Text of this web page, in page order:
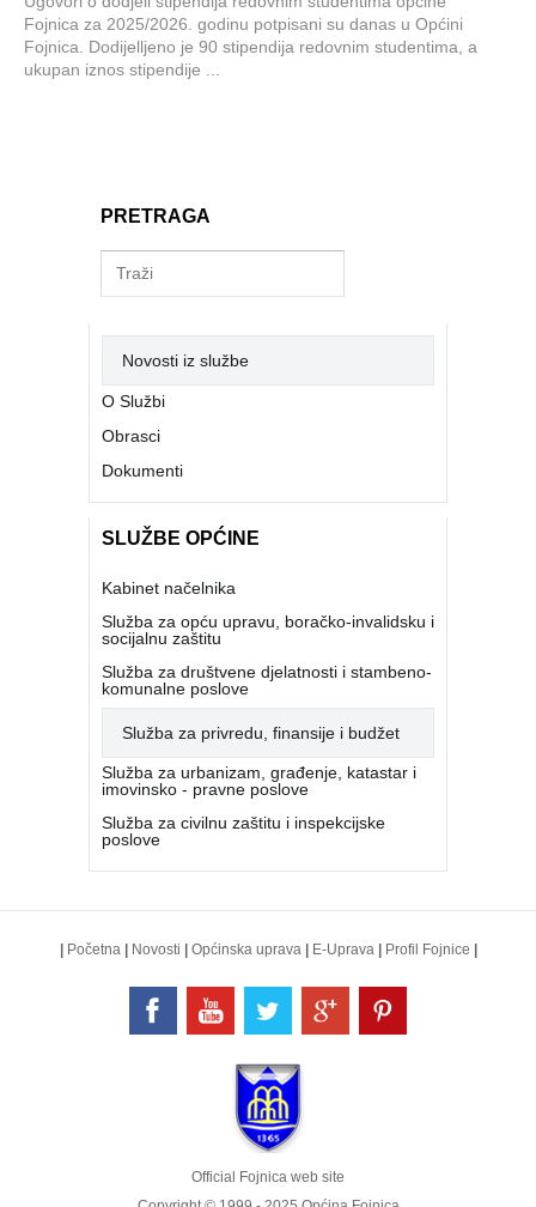
Fojnica za 2025/2026. godinu potpisani su danas u Općini
Fojnica. Dodijelljeno je 90 stipendija redovnim studentima, a
ukupan iznos stipendije ...
PRETRAGA
Novosti iz službe
O Službi
Obrasci
Dokumenti
SLUŽBE OPĆINE
Kabinet načelnika
Služba za opću upravu, boračko-invalidsku i
socijalnu zaštitu
Služba za društvene djelatnosti i stambeno-
komunalne poslove
Služba za privredu, finansije i budžet
Služba za urbanizam, građenje, katastar i
imovinsko - pravne poslove
Služba za civilnu zaštitu i inspekcijske
poslove
| Početna | Novosti | Općinska uprava | E-Uprava | Profil Fojnice |
Official Fojnica web site